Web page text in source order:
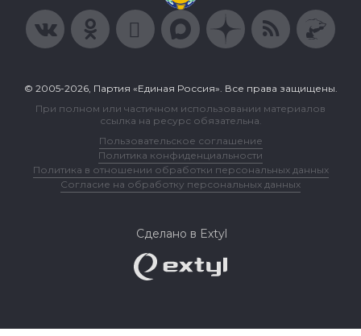
© 2005-2026, Партия «Единая Россия». Все права защищены.
При полном или частичном использовании материалов
ссылка на ресурс обязательна.
Пользовательское соглашение
Политика конфиденциальности
Политика в отношении обработки персональных данных
Согласие на обработку персональных данных
Сделано в Extyl